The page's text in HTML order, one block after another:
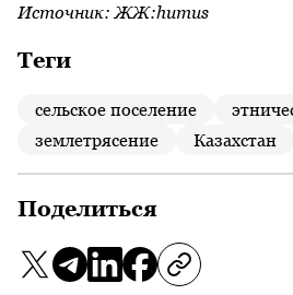
Источник: ЖЖ:humus
Теги
сельское поселение
землетрясение
Казахстан
Поделиться